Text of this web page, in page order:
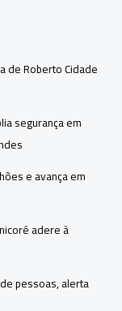
de Roberto Cidade
segurança em
e avança em
adere à
pessoas, alerta